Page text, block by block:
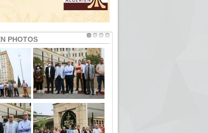
PHOTOS